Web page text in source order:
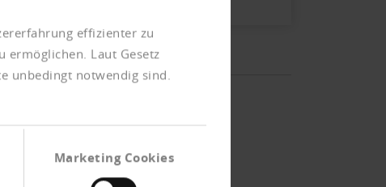
effizienter zu
ermöglichen. Laut Gesetz
unbedingt notwendig sind.
Marketing Cookies